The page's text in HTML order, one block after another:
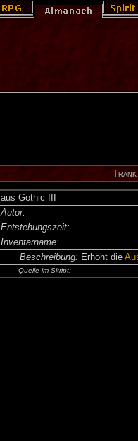
aus Gothic III
Autor:
Entsteh­ungs­zeit:
Inventar­name:
Beschreibung: Erhöht die
Quelle im Skript: